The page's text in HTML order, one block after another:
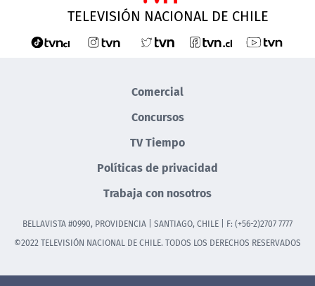
TELEVISIÓN NACIONAL DE CHILE
Comercial
Concursos
TV Tiempo
Políticas de privacidad
Trabaja con nosotros
BELLAVISTA #0990, PROVIDENCIA | SANTIAGO, CHILE | F: (+56-2)2707 7777
©2022 TELEVISIÓN NACIONAL DE CHILE. TODOS LOS DERECHOS RESERVADOS